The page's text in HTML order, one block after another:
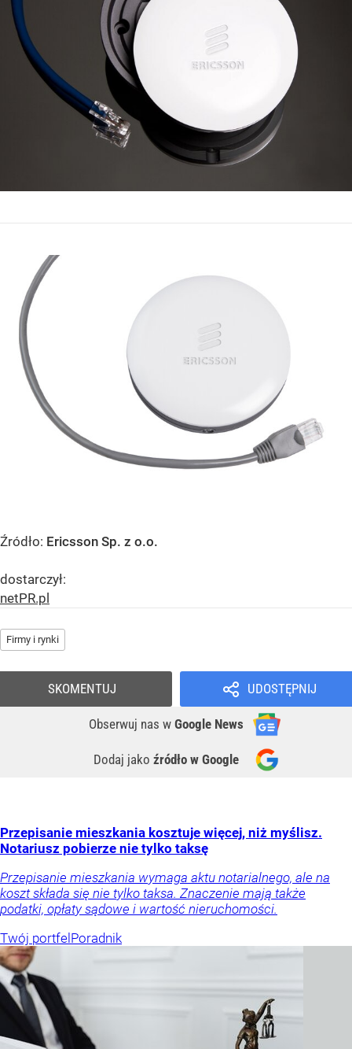
Źródło: Ericsson Sp. z o.o.
dostarczył:
netPR.pl
Firmy i rynki
UDOSTĘPNIJ
Obserwuj nas w Google News
Dodaj jako źródło w Google
SKOMENTUJ
Przepisanie mieszkania kosztuje więcej, niż myślisz.
Notariusz pobierze nie tylko taksę
Przepisanie mieszkania wymaga aktu notarialnego, ale na
koszt składa się nie tylko taksa. Znaczenie mają także
podatki, opłaty sądowe i wartość nieruchomości.
Twój portfel Poradnik